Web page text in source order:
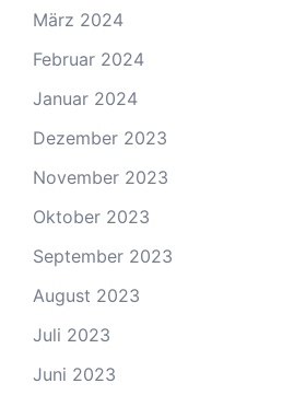
März 2024
Februar 2024
Januar 2024
Dezember 2023
November 2023
Oktober 2023
September 2023
August 2023
Juli 2023
Juni 2023